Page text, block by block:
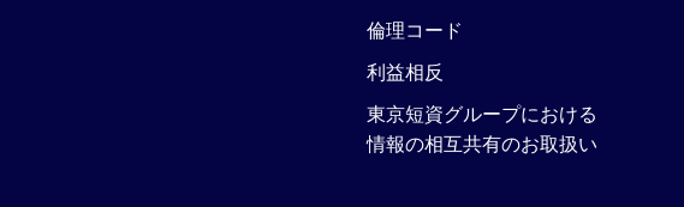
倫理コード
利益相反
東京短資グループにおける
情報の相互共有のお取扱い